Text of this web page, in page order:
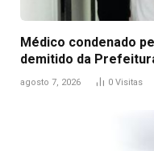
Médico condenado
demitido da
agosto 7, 2026 0 Visitas